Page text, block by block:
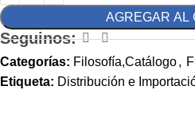
AGREGAR AL
Seguinos:
Categorías: Filosofía,Catálogo,
Etiqueta: Distribución e